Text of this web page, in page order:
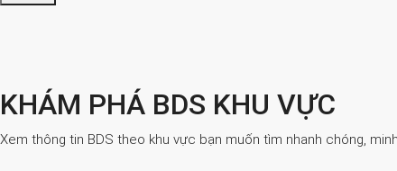
KHÁM PHÁ BDS KHU VỰC
Xem thông tin BDS theo khu vực bạn muốn tìm nhanh chóng,